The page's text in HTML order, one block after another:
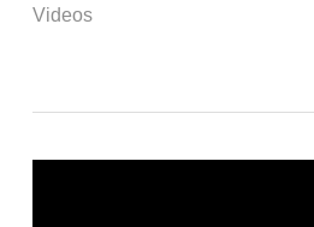
Videos